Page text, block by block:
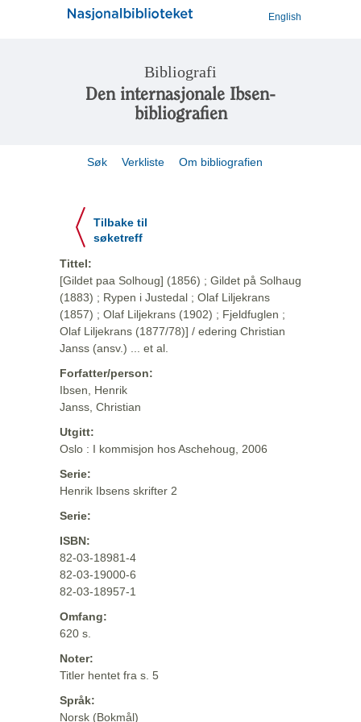
English
Bibliografi
Den internasjonale Ibsen-
bibliografien
Søk Verkliste Om bibliografien
Tilbake til
søketreff
Tittel:
[Gildet paa Solhoug] (1856) ; Gildet på Solhaug
(1883) ; Rypen i Justedal ; Olaf Liljekrans
(1857) ; Olaf Liljekrans (1902) ; Fjeldfuglen ;
Olaf Liljekrans (1877/78)] / edering Christian
Janss (ansv.) ... et al.
Forfatter/person:
Ibsen, Henrik
Janss, Christian
Utgitt:
Oslo : I kommisjon hos Aschehoug, 2006
Serie:
Henrik Ibsens skrifter 2
Serie:
ISBN:
82-03-18981-4
82-03-19000-6
82-03-18957-1
Omfang:
620 s.
Noter:
Titler hentet fra s. 5
Språk:
Norsk (Bokmål)